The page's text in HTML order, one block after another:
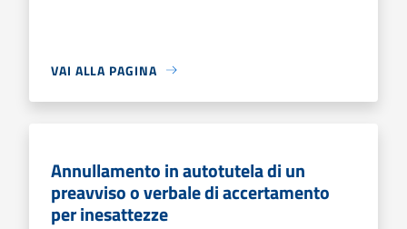
VAI ALLA PAGINA
Annullamento in autotutela di un
preavviso o verbale di accertamento
per inesattezze